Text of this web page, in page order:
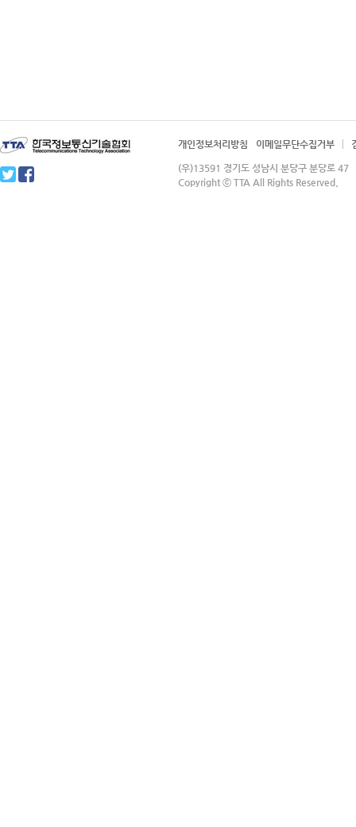
개인정보처리방침 이메일무단수집거부
(우)13591 경기도 성남시 분당구 분당로
Copyright ⓒ TTA All Rights Reserved.